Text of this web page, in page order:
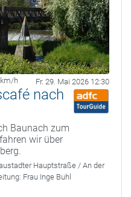
h Fr. 29. Mai 2026 12:30
nach
Baunach zum
wir über
Hauptstraße / An der
Frau Inge Buhl